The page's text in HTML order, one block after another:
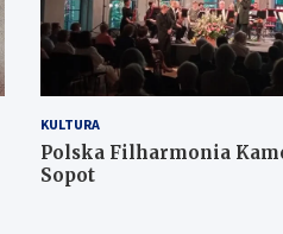
KULTURA
Polska Filharmonia
Sopot